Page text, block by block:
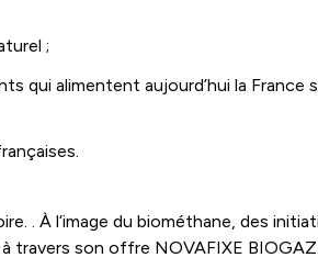
;
qui alimentent aujourd’hui la
. À l‘image du biométhane, des
travers son offre NOVAFIXE BIOGAZ.